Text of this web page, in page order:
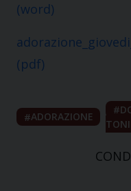
(word)
(pdf)
ADORAZIONE